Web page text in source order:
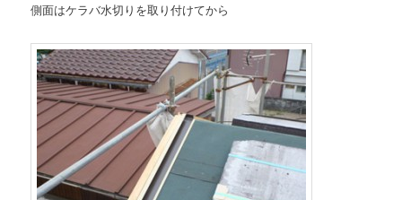
側面はケラバ水切りを取り付けてから